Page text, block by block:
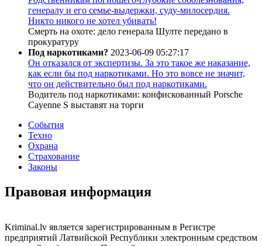
генералу и его семье-выдержки, суду-милосердия.
Никто никого не хотел убивать!
Смерть на охоте: дело генерала Шулте передано в
прокуратуру
Под наркотиками? 2023-06-09 05:27:17
Он отказался от экспертизы. За это такое же наказание,
как если бы под наркотиками. Но это вовсе не значит,
что он действительно был под наркотиками.
Водитель под наркотиками: конфискованный Porsche
Cayenne S выставят на торги
События
Техно
Охрана
Страхование
Законы
Правовая информация
Kriminal.lv является зарегистрированным в Регистре
предприятий Латвийской Республики электронным средством